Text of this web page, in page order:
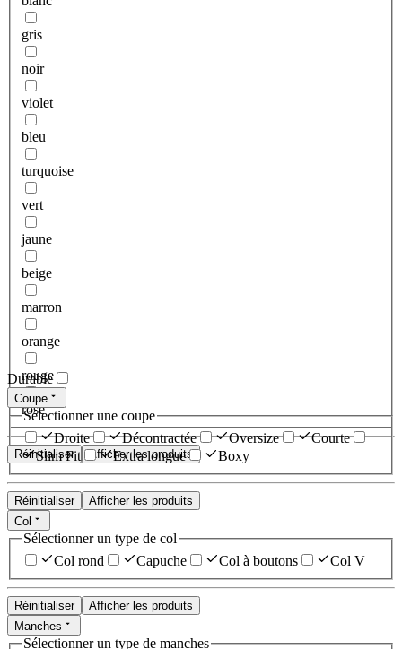
gris
noir
violet
bleu
turquoise
vert
jaune
beige
marron
orange
rouge
rose
Réinitialiser Afficher les produits
Durable
Coupe
Sélectionner une coupe
Droite
Décontractée Oversize
Courte
Slim Fit
Extra longue Boxy
Réinitialiser
Afficher les produits
Col
Sélectionner un type de col
Col rond
Capuche Col à boutons Col V
Réinitialiser
Afficher les produits
Manches
Sélectionner un type de manches